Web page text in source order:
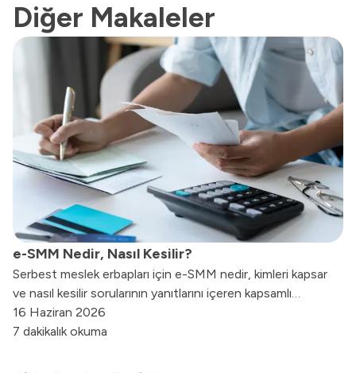
Diğer Makaleler
e-SMM Nedir, Nasıl Kesilir?
Serbest meslek erbapları için e-SMM nedir, kimleri kapsar
ve nasıl kesilir sorularının yanıtlarını içeren kapsamlı
rehberimizi hemen inceleyin.
16 Haziran 2026
7 dakikalık okuma